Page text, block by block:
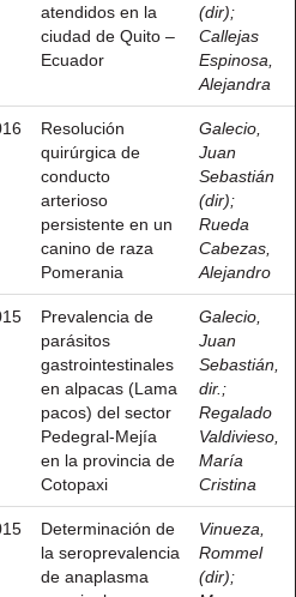
atendidos en la
ciudad de Quito –
Ecuador
(dir);
Callejas
Espinosa,
Alejandra
Resolución
quirúrgica de
conducto
arterioso
persistente en un
canino de raza
Pomerania
Galecio,
Juan
Sebastián
(dir);
Rueda
Cabezas,
Alejandro
Prevalencia de
parásitos
gastrointestinales
en alpacas (Lama
pacos) del sector
Pedegral-Mejía
en la provincia de
Cotopaxi
Galecio,
Juan
Sebastián,
dir. ;
Regalado
Valdivieso,
María
Cristina
Determinación de
la seroprevalencia
de anaplasma
Vinueza,
Rommel
(dir);